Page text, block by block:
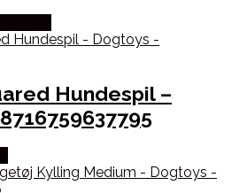
Hundespil –